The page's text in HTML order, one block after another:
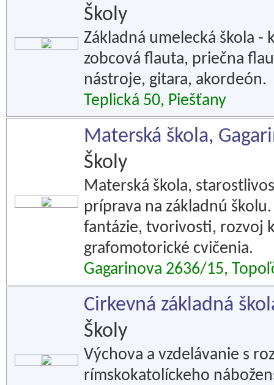
Školy
Základná umelecká škola
zobcová flauta, priečna
nástroje, gitara, akordeón.
Teplická 50, Piešťany
Materská škola,
Školy
Materská škola,
príprava na základnú
fantázie, tvorivosti, rozvoj
grafomotorické cvičenia.
Gagarinova 2636/15,
Cirkevná základná
Školy
Výchova a vzdelávanie s
rímskokatolíckeho